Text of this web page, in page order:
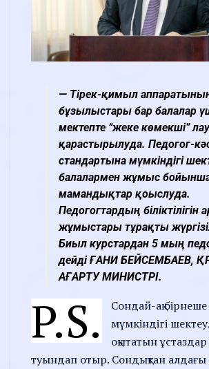
— Тірек-қимыл
бұзылыстары бар балалар
мектепте “жеке көмекші”
қарастырылуда. Педогог-
стандартына мүмкіндігі
балалармен жұмыс
мамандықтар қоыслуда.
Педогогтардың біліктілігін
жұмыстары тұрақты
Биыл курстардан 5 мың
дейді ҒАНИ БЕЙСЕМБАЕВ,
АҒАРТУ МИНИСТРІ.
P.S.
Сондай-ақ
мүмкіндігі
оқытатын
туындап отыр. Сондықтан